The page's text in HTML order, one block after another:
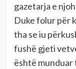
gazetarja e
Duke folur për
tha se iu
fushë gjeti
është munduar